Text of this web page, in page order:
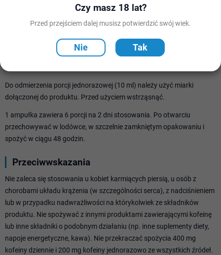
Sposób użycia
Do odmierzenia porcji jednorazowej (10 ml) należy użyć miarki
dołączonej do produktu. Przed użyciem wstrząsnąć.
1 ampułka zawiera 6 porcji na 2 dni stosowania. Po otwarciu
przechowywać w lodówce, w szczelnie zamkniętym opakowaniu i
spożyć w ciągu 48 godzin.
Przeciwwskazania
Nie zaleca się stosowania u kobiet karmiących piersią, u osób z
chorobami układu krążenia (w szczególności serca), z nadciśnieniem
lub w przypadku nadwrażliwości na którykolwiek ze składników
produktu. Nie spożywać z innymi produktami zawierającymi kofeinę
lub inne składniki o podobnym działaniu (np. inne suplementy diety,
napoje energetyczne, kawa). Nie przekraczać spożycia 400 mg
kofeiny dziennie i 200 mg kofeiny jednorazowo ze wszystkich źródeł.
Czy masz 18 lat?
Przed przejściem dalej musisz potwierdzić swój wiek.
Nie Tak